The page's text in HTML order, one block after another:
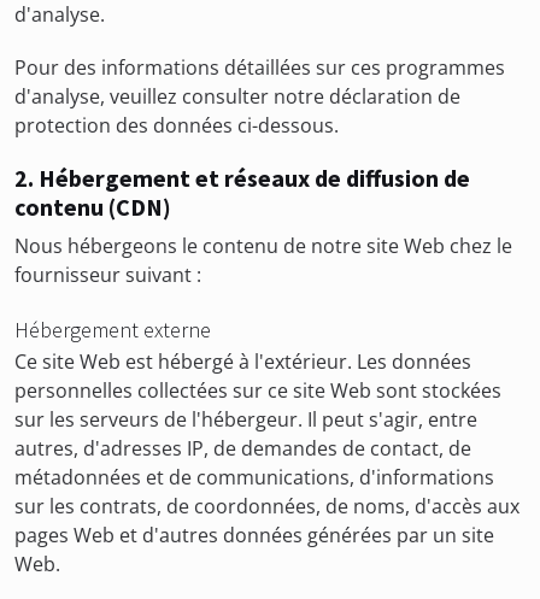
d'analyse.
Pour des informations détaillées sur ces programmes
d'analyse, veuillez consulter notre déclaration de
protection des données ci-dessous.
2. Hébergement et réseaux de diffusion de
contenu (CDN)
Nous hébergeons le contenu de notre site Web chez le
fournisseur suivant :
Hébergement externe
Ce site Web est hébergé à l'extérieur. Les données
personnelles collectées sur ce site Web sont stockées
sur les serveurs de l'hébergeur. Il peut s'agir, entre
autres, d'adresses IP, de demandes de contact, de
métadonnées et de communications, d'informations
sur les contrats, de coordonnées, de noms, d'accès aux
pages Web et d'autres données générées par un site
Web.